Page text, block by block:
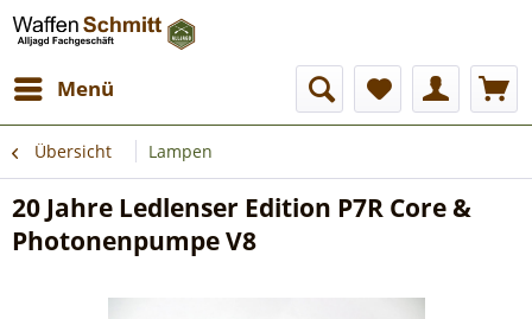
Menü
Übersicht Lampen
20 Jahre Ledlenser Edition P7R Core &
Photonenpumpe V8